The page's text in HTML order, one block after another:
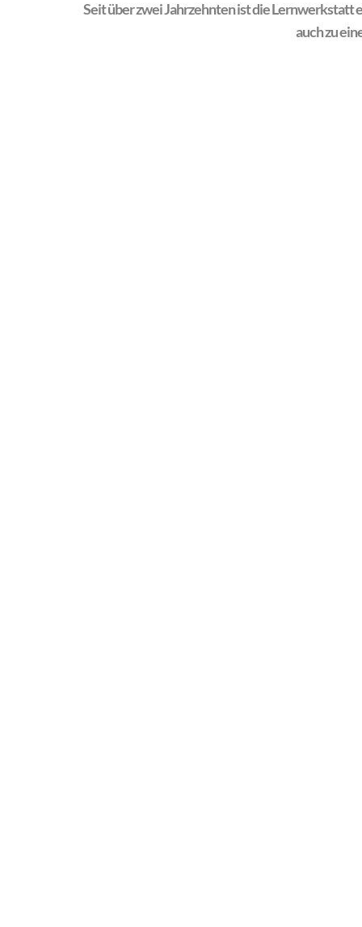
Seit über zwei Jahrzehnten ist die Lernwerkstatt
auch zu